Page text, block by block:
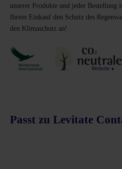
unserer Produkte und jeder Bestellung
Ihrem Einkauf den Schutz des
den Klimaschutz an!
Passt zu Levitate